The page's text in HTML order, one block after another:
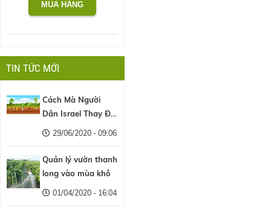
TIN TỨC MỚI
Cách Mà Người
Dân Israel Thay Đổi
Nền Nông Nghiệp
29/06/2020 - 09:06
Quản lý vườn thanh
long vào mùa khô
01/04/2020 - 16:04